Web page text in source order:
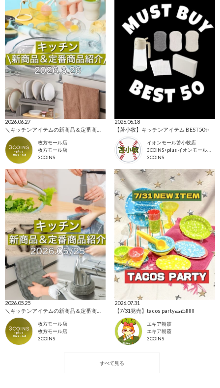
2026.06.27
枚方モール店
枚方モール店
3COINS
2026.06.18
【苫小牧】キッチンアイテム BEST50✨
イオンモール苫小牧店
3COINS
2026.05.25
枚方モール店
枚方モール店
3COINS
2026.07.31
【7/31発売】tacos party🌯🌮‼︎‼︎‼︎
エキア朝霞
エキア朝霞
3COINS